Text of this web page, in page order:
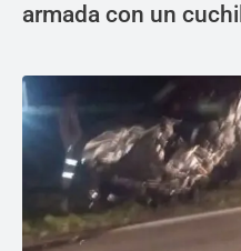
armada con un